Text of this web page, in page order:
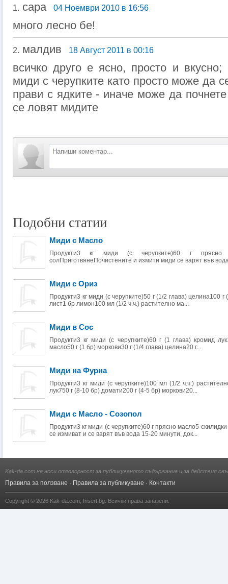
1. сара 04 Ноември 2010 в 16:56
много лесно бе!
2. малдив 18 Август 2011 в 00:16
всичко друго е ясно, просто и
миди с черупките като просто може да
прави с ядките - иначе може да
се ловят мидите
Подобни статии
Миди с Масло
Продукти3 кг миди (с черупките)60 г прясно
солПриготвянеПочистените и измити миди се варят във
Миди с Ориз
Продукти3 кг миди (с черупките)50 г (1/2 глава) целина100
лист1 бр лимон100 мл (1/2 ч.ч.) растително ма...
Миди в Сос
Продукти3 кг миди (с черупките)60 г (1 глава) кромид
масло50 г (1 бр) моркови30 г (1/4 глава) целина20 г...
Миди на Фурна
Продукти3 кг миди (с черупките)100 мл (1/2 ч.ч.)
лук750 г (8-10 бр) домати200 г (4-5 бр) моркови20...
Миди с Масло - Созопол
Продукти3 кг миди (с черупките)60 г прясно масло5
се измиват и се варят във вода 15-20 минути, док...
Kak-da.com не носи отговорност за публикуваното съдържание и за действия
Правила за ползване · Правила за публикуване · Контакти
Copyright © 2026 Kak-da.com Insert.bg . Всички права запазени.